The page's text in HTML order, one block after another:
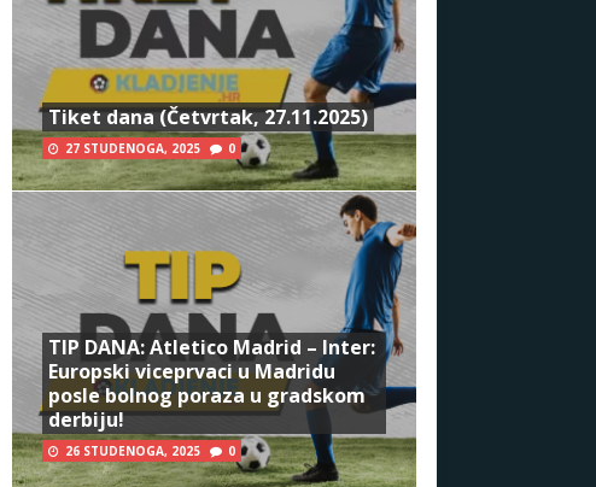
Tiket dana (Četvrtak, 27.11.2025)
27 STUDENOGA, 2025 0
TIP DANA: Atletico Madrid – Inter:
Europski viceprvaci u Madridu
posle bolnog poraza u gradskom
derbiju!
26 STUDENOGA, 2025 0